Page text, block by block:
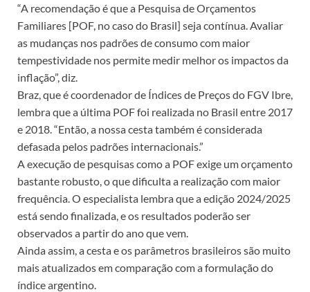
“A recomendação é que a Pesquisa de Orçamentos
Familiares [POF, no caso do Brasil] seja contínua. Avaliar
as mudanças nos padrões de consumo com maior
tempestividade nos permite medir melhor os impactos da
inflação”, diz.
Braz, que é coordenador de Índices de Preços do FGV Ibre,
lembra que a última POF foi realizada no Brasil entre 2017
e 2018. “Então, a nossa cesta também é considerada
defasada pelos padrões internacionais.”
A execução de pesquisas como a POF exige um orçamento
bastante robusto, o que dificulta a realização com maior
frequência. O especialista lembra que a edição 2024/2025
está sendo finalizada, e os resultados poderão ser
observados a partir do ano que vem.
Ainda assim, a cesta e os parâmetros brasileiros são muito
mais atualizados em comparação com a formulação do
índice argentino.